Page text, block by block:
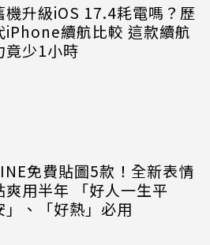
機升級iOS 17.4耗電嗎？歷
iPhone續航比較 這款續航
竟少1小時
免費貼圖5款！全新表情
爽用半年 「好人一生平
」、「好熱」必用